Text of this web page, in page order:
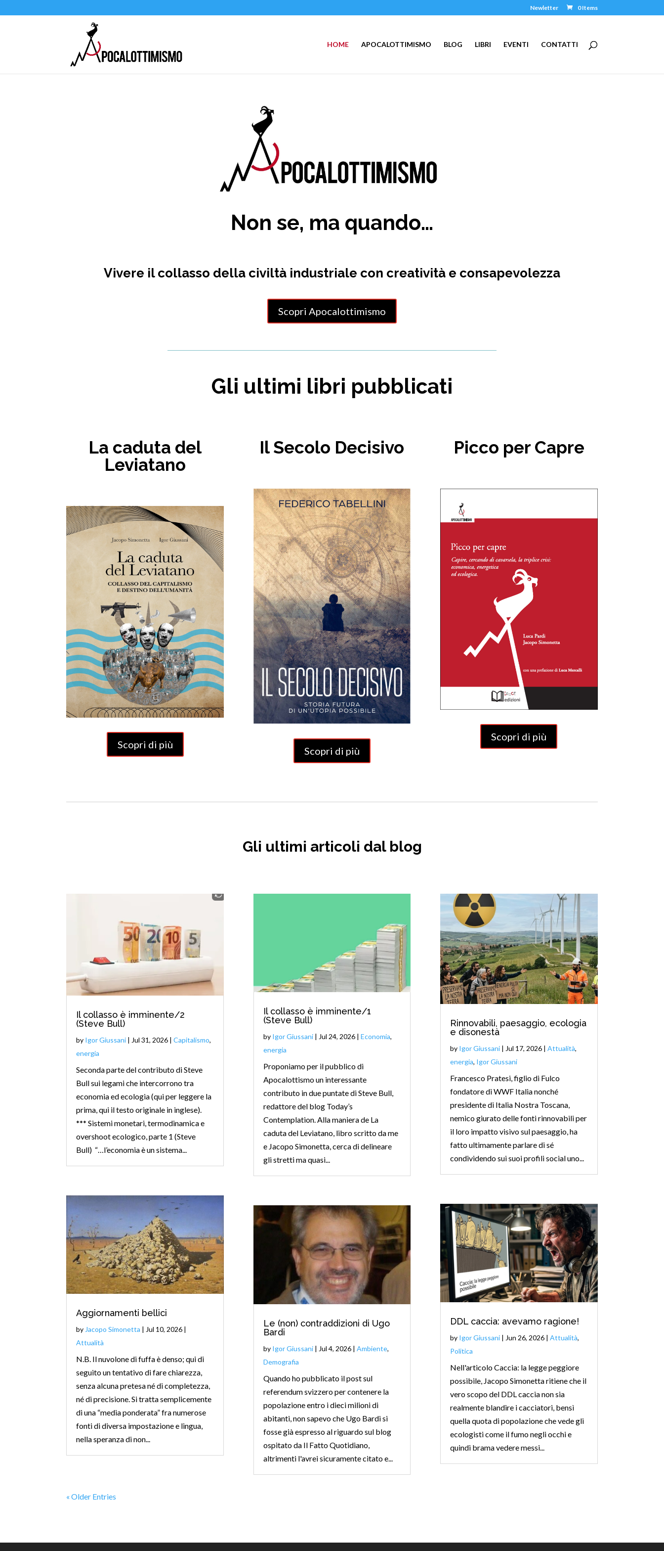
Newletter 0 Items
HOME APOCALOTTIMISMO BLOG LIBRI EVENTI CONTATTI
Non se, ma quando…
Vivere il collasso della civiltà industriale con creatività e consapevolezza
Scopri Apocalottimismo
Gli ultimi libri pubblicati
La caduta del
Leviatano
Scopri di più
Il Secolo Decisivo
Scopri di più
Picco per Capre
Scopri di più
Gli ultimi articoli dal blog
Il collasso è imminente/2
(Steve Bull)
by Igor Giussani | Jul 31, 2026 |Capitalismo,
energia
Seconda parte del contributo di Steve
Bull sui legami che intercorrono tra
economia ed ecologia (qui per leggere la
prima, qui il testo originale in inglese).
*** Sistemi monetari, termodinamica e
overshoot ecologico, parte 1 (Steve
Bull) “…l’economia è un sistema...
Aggiornamenti bellici
by Jacopo Simonetta | Jul 10, 2026 |
Attualità
N.B. Il nuvolone di fuffa è denso; qui di
seguito un tentativo di fare chiarezza,
senza alcuna pretesa né di completezza,
né di precisione. Si tratta semplicemente
di una “media ponderata” fra numerose
fonti di diversa impostazione e lingua,
nella speranza di non...
Il collasso è imminente/1
(Steve Bull)
by Igor Giussani| Jul 24, 2026| Economia,
energia
Proponiamo per il pubblico di
Apocalottismo un interessante
contributo in due puntate di Steve Bull,
redattore del blog Today’s
Contemplation. Alla maniera de La
caduta del Leviatano, libro scritto da me
e Jacopo Simonetta, cerca di delineare
gli stretti ma quasi...
Le (non) contraddizioni di Ugo
Bardi
by Igor Giussani| Jul 4, 2026| Ambiente,
Demografia
Quando ho pubblicato il post sul
referendum svizzero per contenere la
popolazione entro i dieci milioni di
abitanti, non sapevo che Ugo Bardi si
fosse già espresso al riguardo sul blog
ospitato da Il Fatto Quotidiano,
altrimenti l'avrei sicuramente citato e...
Rinnovabili, paesaggio, ecologia
e disonestà
by Igor Giussani| Jul 17, 2026| Attualità,
energia, Igor Giussani
Francesco Pratesi, figlio di Fulco
fondatore di WWF Italia nonché
presidente di Italia Nostra Toscana,
nemico giurato delle fonti rinnovabili per
il loro impatto visivo sul paesaggio, ha
fatto ultimamente parlare di sé
condividendo sui suoi profili social uno...
DDL caccia: avevamo ragione!
by Igor Giussani| Jun 26, 2026| Attualità,
Politica
Nell'articolo Caccia: la legge peggiore
possibile, Jacopo Simonetta ritiene che il
vero scopo del DDL caccia non sia
realmente blandire i cacciatori, bensì
quella quota di popolazione che vede gli
ecologisti come il fumo negli occhi e
quindi brama vedere messi...
« Older Entries